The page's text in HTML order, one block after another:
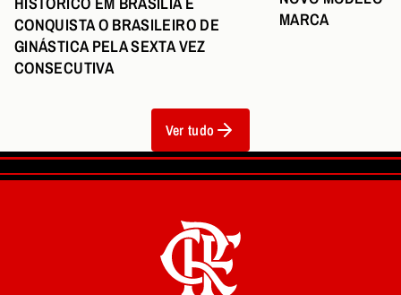
CONQUISTA O BRASILEIRO DE
GINÁSTICA PELA SEXTA VEZ
CONSECUTIVA
MARCA
Ver tudo